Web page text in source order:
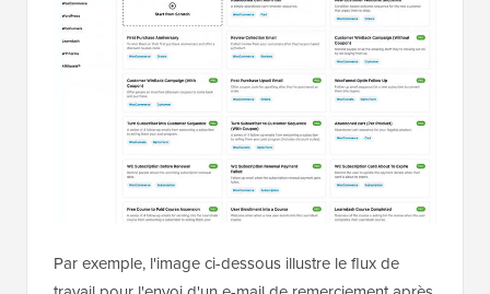
Par exemple, l'image ci-dessous illustre le flux de